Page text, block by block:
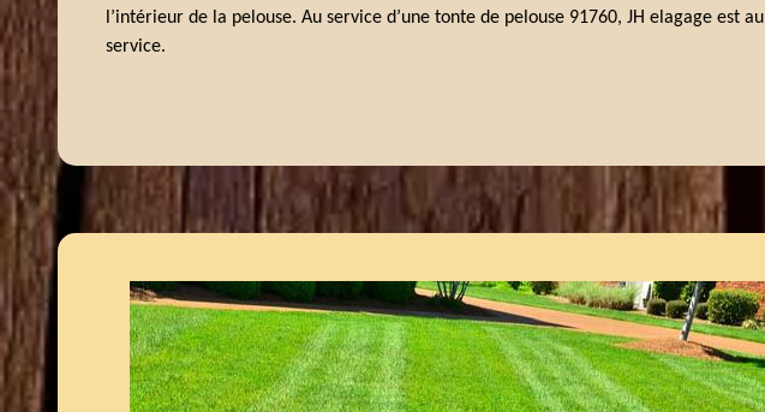
l’intérieur de la pelouse. Au service d’une tonte de pelouse 91760, JH elagage est au
service.